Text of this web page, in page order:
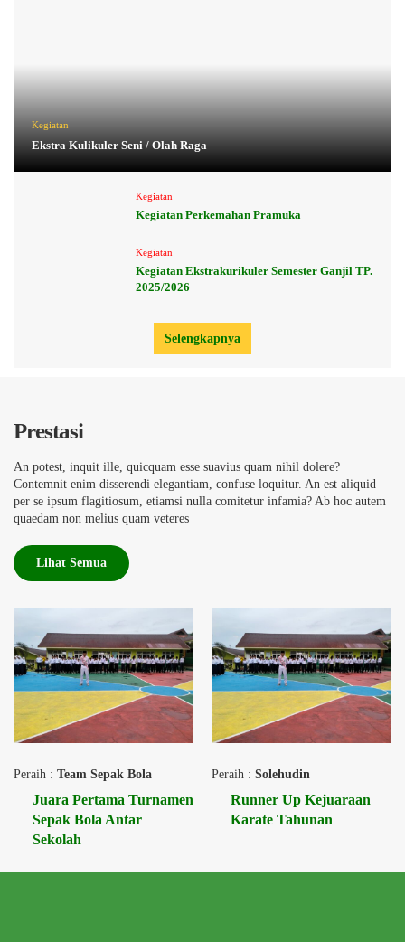
Kegiatan
Ekstra Kulikuler Seni / Olah Raga
Kegiatan
Kegiatan Perkemahan Pramuka
Kegiatan
Kegiatan Ekstrakurikuler Semester Ganjil TP.
2025/2026
Selengkapnya
Prestasi
An potest, inquit ille, quicquam esse suavius quam nihil dolere?
Contemnit enim disserendi elegantiam, confuse loquitur. An est aliquid
per se ipsum flagitiosum, etiamsi nulla comitetur infamia? Ab hoc autem
quaedam non melius quam veteres
Lihat Semua
Peraih : Team Sepak Bola
Juara Pertama Turnamen
Sepak Bola Antar
Sekolah
Peraih : Solehudin
Runner Up Kejuaraan
Karate Tahunan